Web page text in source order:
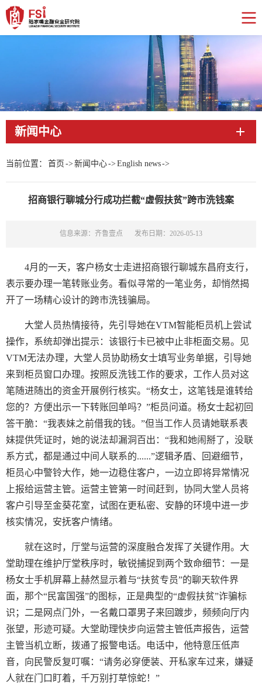
新闻中心
当前位置： 首页 -> 新闻中心-> English news->
招商银行聊城分行成功拦截“虚假扶贫”跨市洗钱案
信息来源：齐鲁壹点 发布日期：2026-05-13
4月的一天，客户杨女士走进招商银行聊城东昌府支行，
表示要办理一笔转账业务。看似寻常的一笔业务，却悄然揭
开了一场精心设计的跨市洗钱骗局。
大堂人员热情接待，先引导她在VTM智能柜员机上尝试
操作，系统却弹出提示：该银行卡已被中止非柜面交易。见
VTM无法办理，大堂人员协助杨女士填写业务单据，引导她
来到柜员窗口办理。按照反洗钱工作的要求，工作人员对这
笔随进随出的资金开展例行核实。“杨女士，这笔钱是谁转给
您的？方便出示一下转账回单吗？”柜员问道。杨女士起初回
答干脆：“我表妹之前借我的钱。”但当工作人员请她联系表
妹提供凭证时，她的说法却漏洞百出：“我和她闹掰了，没联
系方式，都是通过中间人联系的......”逻辑矛盾、回避细节，
柜员心中警铃大作，她一边稳住客户，一边立即将异常情况
上报给运营主管。运营主管第一时间赶到，协同大堂人员将
客户引导至金葵花室，试图在更私密、安静的环境中进一步
核实情况，安抚客户情绪。
就在这时，厅堂与运营的深度融合发挥了关键作用。大
堂助理在维护厅堂秩序时，敏锐捕捉到两个致命细节：一是
杨女士手机屏幕上赫然显示着与“扶贫专员”的聊天软件界
面，那个“民富国强”的图标，正是典型的“虚假扶贫”诈骗标
识；二是网点门外，一名戴口罩男子来回踱步，频频向厅内
张望，形迹可疑。大堂助理快步向运营主管低声报告，运营
主管当机立断，拨通了报警电话。电话中，他特意压低声
音，向民警反复叮嘱：“请务必穿便装、开私家车过来，嫌疑
人就在门口盯着，千万别打草惊蛇！”